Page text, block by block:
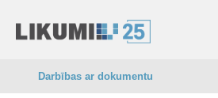
Darbības ar dokumentu